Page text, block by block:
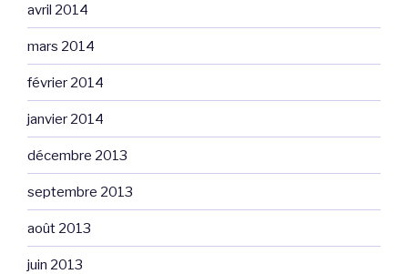
avril 2014
mars 2014
février 2014
janvier 2014
décembre 2013
septembre 2013
août 2013
juin 2013